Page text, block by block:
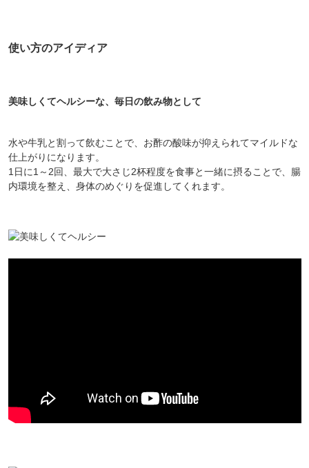
使い方のアイディア
美味しくてヘルシーな、毎日の飲み物として
水や牛乳と割って飲むことで、お酢の酸味が抑えられてマイルドな
仕上がりになります。
1日に1～2回、最大で大さじ2杯程度を食事と一緒に摂ることで、腸
内環境を整え、身体のめぐりを促進してくれます。